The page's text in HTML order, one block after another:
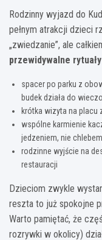
Rodzinny wyjazd do
pełnym atrakcji dzieci
„zwiedzanie”, ale
przewidywalne
spacer po parku z
budek działa do
krótka wizyta na
wspólne karmienie
jedzeniem, nie
rodzinne wyjście na
restauracji
Dzieciom zwykle
reszta to już spokojne
Warto pamiętać, że
rozrywki w okolicy)